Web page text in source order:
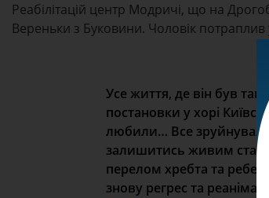
Реабілітацій центр Модричі, що на
Вереньки з Буковини. Чоловік
Усе життя, де він був
постановки у хорі
любили… Все
залишитись живим став
перелом хребта та ребер;
знову регрес та